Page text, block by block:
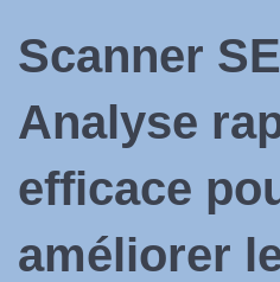
Scanner
Analyse
efficace
améliorer